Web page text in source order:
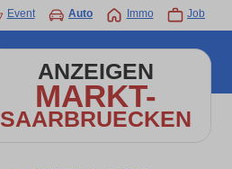
Event Auto Immo Job
ANZEIGEN
MARKT-
SAARBRUECKEN